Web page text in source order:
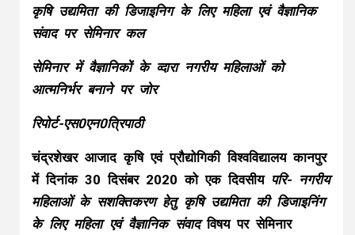
कृषि उद्यमिता की डिजाइनिग के लिए महिला एवं वैज्ञानिक
संवाद पर सेमिनार कल
सेमिनार में वैज्ञानिकों के व्दारा नगरीय महिलाओं को
आत्मनिर्भर बनाने पर जोर
रिपोर्ट-एस0एन0त्रिपाठी
चंद्रशेखर आजाद कृषि एवं प्रौद्योगिकी विश्वविद्यालय कानपुर
में दिनांक 30 दिसंबर 2020 को एक दिवसीय परि- नगरीय
महिलाओं के सशक्तिकरण हेतु कृषि उद्यमिता की डिजाइनिंग
के लिए महिला एवं वैज्ञानिक संवादविषय पर सेमिनार